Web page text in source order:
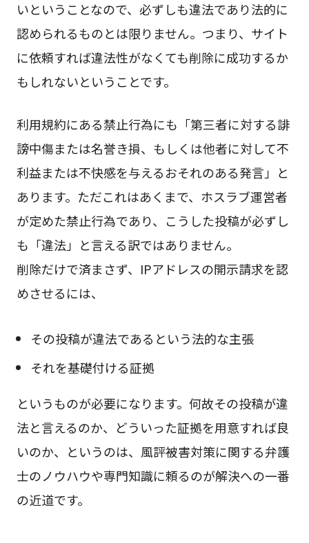
いということなので、必ずしも違法であり法的に
認められるものとは限りません。つまり、サイト
に依頼すれば違法性がなくても削除に成功するか
もしれないということです。
利用規約にある禁止行為にも「第三者に対する誹
謗中傷または名誉き損、もしくは他者に対して不
利益または不快感を与えるおそれのある発言」と
あります。ただこれはあくまで、ホスラブ運営者
が定めた禁止行為であり、こうした投稿が必ずし
も「違法」と言える訳ではありません。
削除だけで済まさず、IPアドレスの開示請求を認
めさせるには、
その投稿が違法であるという法的な主張
それを基礎付ける証拠
というものが必要になります。何故その投稿が違
法と言えるのか、どういった証拠を用意すれば良
いのか、というのは、風評被害対策に関する弁護
士のノウハウや専門知識に頼るのが解決への一番
の近道です。